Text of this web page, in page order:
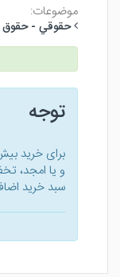
موضوعات:
حقوقي - حقوق
توجه
برای خرید
و یا امجد،
سبد خرید